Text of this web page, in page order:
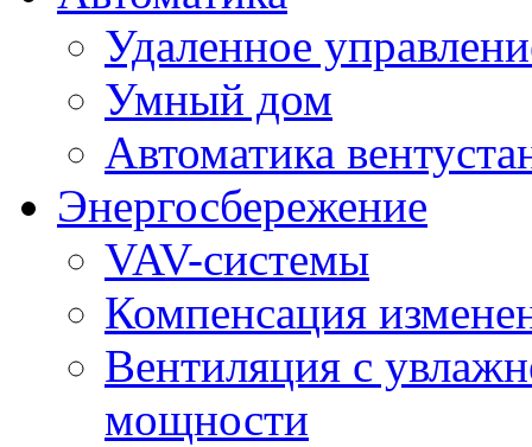
Удаленное
Умный дом
Автоматика
Энергосбережение
VAV-системы
Компенсация
Вентиляция с
мощности